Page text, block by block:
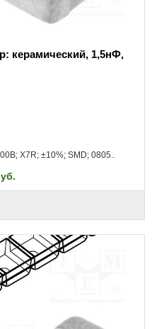
керамический, 1,5нФ,
X7R; ±10%; SMD; 0805..